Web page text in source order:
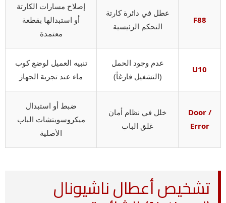
F88
عطل في دائرة كارتة
التحكم الرئيسية
إصلاح مسارات الكارتة
أو استبدالها بقطعة
معتمدة
U10
عدم وجود الحمل
(التشغيل فارغاً)
تنبيه العميل لوضع كوب
ماء عند تجربة الجهاز
Door /
Error
خلل في نظام أمان
غلق الباب
ضبط أو استبدال
ميكروسويتشات الباب
الأصلية
تشخيص أعطال ناشيونال